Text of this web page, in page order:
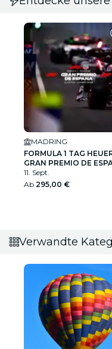
MADRING
FORMULA 1 TAG
GRAN PREMIO DE
2026
11. Sept.
Ab 295,00 €
Verwandte